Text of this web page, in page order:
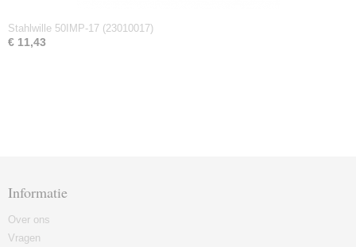
Stahlwille 50IMP-17 (23010017)
€ 11,43
Informatie
Over ons
Vragen